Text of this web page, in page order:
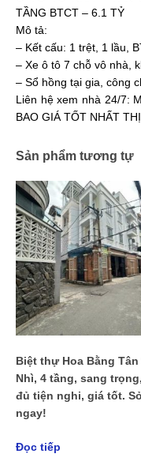
TẦNG BTCT – 6.1 TỶ
Mô tả:
– Kết cấu: 1 trệt, 1 lầu,
– Xe ô tô 7 chỗ vô nhà,
– Sổ hồng tại gia, công
Liên hệ xem nhà 24/7:
BAO GIÁ TỐT NHẤT
Sản phẩm tương tự
Biệt thự Hoa Bằng Tân
Nhì, 4 tầng, sang
đủ tiện nghi, giá tốt.
ngay!
Đọc tiếp